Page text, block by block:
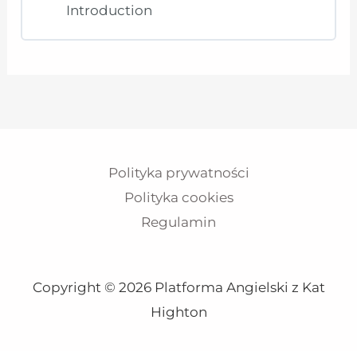
Introduction
Polityka prywatności
Polityka cookies
Regulamin
Copyright © 2026 Platforma Angielski z Kat
Highton